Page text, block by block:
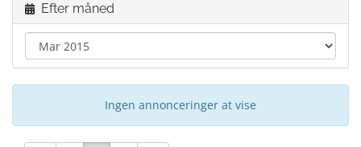
Efter måned
Ingen annonceringer at vise